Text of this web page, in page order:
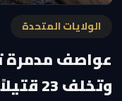
الولايات المتحدة
عواصف مدمرة
وتخلف 23 قتيلاً